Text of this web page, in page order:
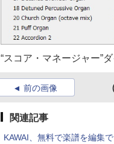
“スコア・マネージャー”
前の画像
関連記事
KAWAI、無料で楽譜を編集